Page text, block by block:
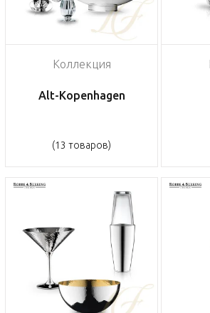
Коллекция
Alt-Kopenhagen
(13 товаров)